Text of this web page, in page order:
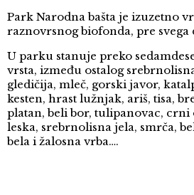
Park Narodna bašta je izuzetno
raznovrsnog biofonda, pre svega
U parku stanuje preko
vrsta, između ostalog
gledičija, mleč, gorski javor,
kesten, hrast lužnjak, ariš, tisa,
platan, beli bor, tulipanovac,
leska, srebrnolisna jela, smrča,
bela i žalosna vrba….